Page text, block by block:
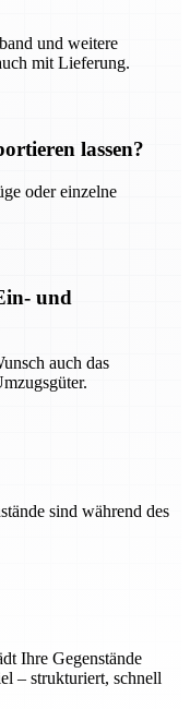
und weitere
mit Lieferung.
lassen?
oder einzelne
und
auch das
sind während des
Ihre Gegenstände
– strukturiert, schnell